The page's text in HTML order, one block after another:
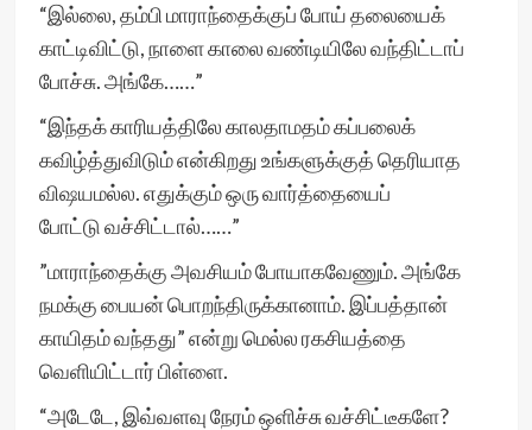
“இல்லை, தம்பி மாராந்தைக்குப் போய் தலையைக்
காட்டிவிட்டு, நாளை காலை வண்டியிலே வந்திட்டாப்
போச்சு. அங்கே……”
“இந்தக் காரியத்திலே காலதாமதம் கப்பலைக்
கவிழ்த்துவிடும் என்கிறது உங்களுக்குத் தெரியாத
விஷயமல்ல. எதுக்கும் ஒரு வார்த்தையைப்
போட்டு வச்சிட்டால்……”
”மாராந்தைக்கு அவசியம் போயாகவேணும். அங்கே
நமக்கு பையன் பொறந்திருக்கானாம். இப்பத்தான்
காயிதம் வந்தது” என்று மெல்ல ரகசியத்தை
வெளியிட்டார் பிள்ளை.
“அடேடே, இவ்வளவு நேரம் ஒளிச்சு வச்சிட்டீகளே?